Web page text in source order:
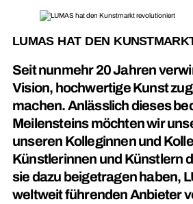
LUMAS HAT DEN
Seit nunmehr 20 Jahren
Vision, hochwertige Kunst
machen. Anlässlich dieses
Meilensteins möchten wir
unseren Kolleginnen und
Künstlerinnen und Künstlern
sie dazu beigetragen haben,
weltweit führenden Anbieter